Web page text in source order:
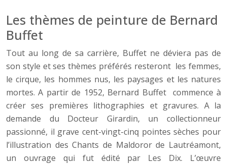
Les thèmes de peinture de Bernard
Buffet
Tout au long de sa carrière, Buffet ne déviera pas de
son style et ses thèmes préférés resteront les femmes,
le cirque, les hommes nus, les paysages et les natures
mortes. A partir de 1952, Bernard Buffet commence à
créer ses premières lithographies et gravures. A la
demande du Docteur Girardin, un collectionneur
passionné, il grave cent-vingt-cinq pointes sèches pour
l’illustration des Chants de Maldoror de Lautréamont,
un ouvrage qui fut édité par Les Dix. L’œuvre